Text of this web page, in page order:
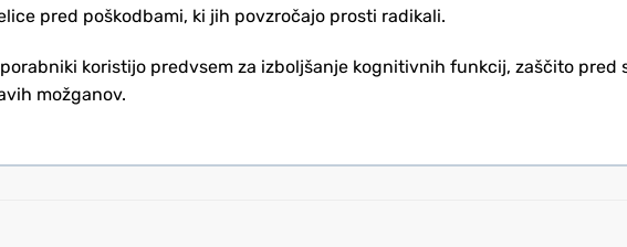
pred poškodbami, ki jih povzročajo prosti radikali.
koristijo predvsem za izboljšanje kognitivnih funkcij, zaščito
možganov.